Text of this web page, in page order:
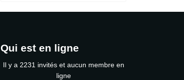
Qui est en ligne
Il y a 2231 invités et aucun membre en
ligne